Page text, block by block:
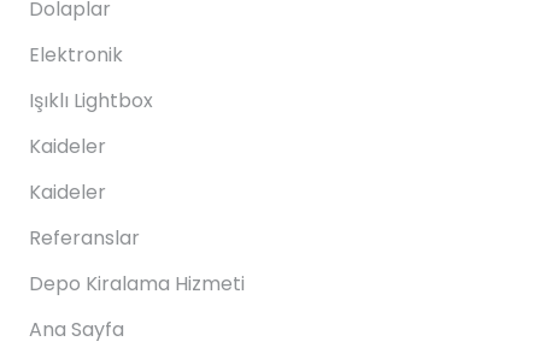
Dolaplar
Elektronik
Işıklı Lightbox
Kaideler
Kaideler
Referanslar
Depo Kiralama Hizmeti
Ana Sayfa